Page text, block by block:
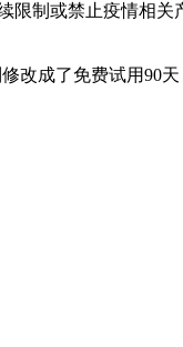
限制或禁止疫情相
改成了免费试用90